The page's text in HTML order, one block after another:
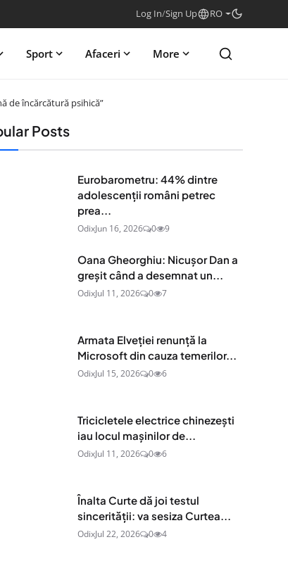
Log In/Sign Up RO
Sport Afaceri More
de încărcătură psihică”
Posts
Eurobarometru: 44% dintre
adolescenţii români petrec
prea...
OdixJun 16, 2026 0 9
Oana Gheorghiu: Nicușor Dan a
greșit când a desemnat un...
OdixJul 11, 2026 0 7
Armata Elveției renunță la
Microsoft din cauza temerilor...
OdixJul 15, 2026 0 6
Tricicletele electrice chinezești
iau locul mașinilor de...
OdixJul 11, 2026 0 6
Înalta Curte dă joi testul
sincerității: va sesiza Curtea...
OdixJul 22, 2026 0 4